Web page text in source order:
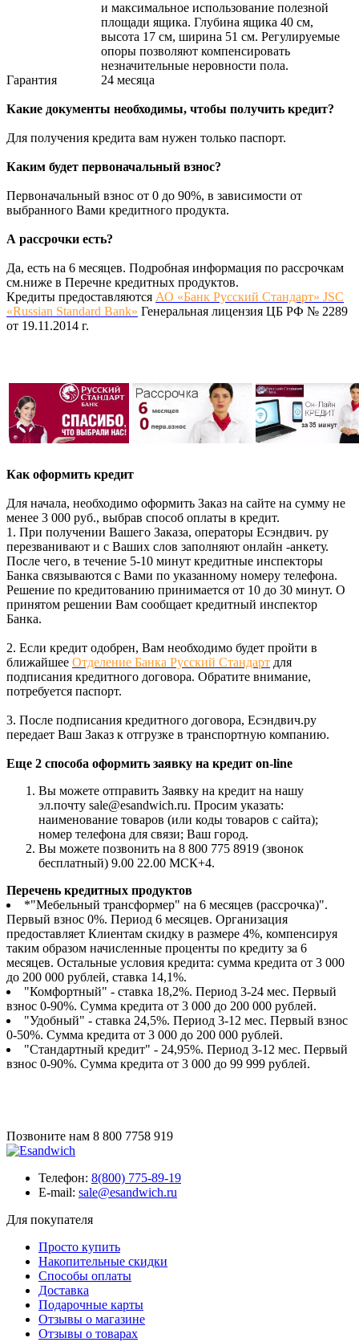
и максимальное использование полезной
площади ящика. Глубина ящика 40 см,
высота 17 см, ширина 51 см. Регулируемые
опоры позволяют компенсировать
незначительные неровности пола.
Гарантия
24 месяца
Какие документы необходимы, чтобы получить кредит?
Для получения кредита вам нужен только паспорт.
Каким будет первоначальный взнос?
Первоначальный взнос от 0 до 90%, в зависимости от
выбранного Вами кредитного продукта.
А рассрочки есть?
Да, есть на 6 месяцев. Подробная информация по рассрочкам
см.ниже в Перечне кредитных продуктов.
Кредиты предоставляются АО «Банк Русский Стандарт» JSC
«Russian Standard Bank» Генеральная лицензия ЦБ РФ № 2289
от 19.11.2014 г.
Как оформить кредит
Для начала, необходимо оформить Заказ на сайте на сумму не
менее 3 000 руб., выбрав способ оплаты в кредит.
1. При получении Вашего Заказа, операторы Есэндвич. ру
перезванивают и с Ваших слов заполняют онлайн -анкету.
После чего, в течение 5-10 минут кредитные инспекторы
Банка связываются с Вами по указанному номеру телефона.
Решение по кредитованию принимается от 10 до 30 минут. О
принятом решении Вам сообщает кредитный инспектор
Банка.
2. Если кредит одобрен, Вам необходимо будет пройти в
ближайшее Отделение Банка Русский Стандарт для
подписания кредитного договора. Обратите внимание,
потребуется паспорт.
3. После подписания кредитного договора, Есэндвич.ру
передает Ваш Заказ к отгрузке в транспортную компанию.
Еще 2 способа оформить заявку на кредит on-line
Вы можете отправить Заявку на кредит на нашу
эл.почту sale@esandwich.ru. Просим указать:
наименование товаров (или коды товаров с сайта);
номер телефона для связи; Ваш город.
Вы можете позвонить на 8 800 775 8919 (звонок
бесплатный) 9.00 22.00 МСК+4.
Перечень кредитных продуктов
*"Мебельный трансформер" на 6 месяцев (рассрочка)".
Первый взнос 0%. Период 6 месяцев. Организация
предоставляет Клиентам скидку в размере 4%, компенсируя
таким образом начисленные проценты по кредиту за 6
месяцев. Остальные условия кредита: сумма кредита от 3 000
до 200 000 рублей, ставка 14,1%.
"Комфортный" - ставка 18,2%. Период 3-24 мес. Первый
взнос 0-90%. Сумма кредита от 3 000 до 200 000 рублей.
"Удобный" - ставка 24,5%. Период 3-12 мес. Первый взнос
0-50%. Сумма кредита от 3 000 до 200 000 рублей.
"Стандартный кредит" - 24,95%. Период 3-12 мес. Первый
взнос 0-90%. Сумма кредита от 3 000 до 99 999 рублей.
Позвоните нам 8 800 7758 919
Телефон: 8(800) 775-89-19
E-mail: sale@esandwich.ru
Для покупателя
Просто купить
Накопительные скидки
Способы оплаты
Доставка
Подарочные карты
Отзывы о магазине
Отзывы о товарах